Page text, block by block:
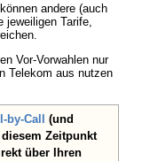
andere (auch
Tarife,
Vor-Vorwahlen nur
Telekom aus nutzen
by-Call (und
Zeitpunkt
über Ihren